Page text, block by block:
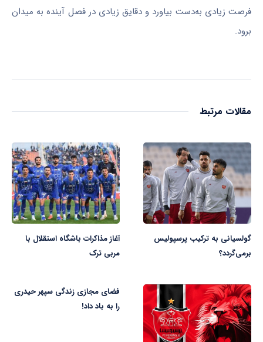
فرصت زیادی به‌دست بیاورد و دقایق زیادی در فصل آینده به میدان
برود.
مقالات مرتبط
گولسیانی به ترکیب پرسپولیس
برمی‌گردد؟
آغاز مذاکرات باشگاه استقلال با
مربی ترک
فضای مجازی زندگی سپهر حیدری
را به باد داد!